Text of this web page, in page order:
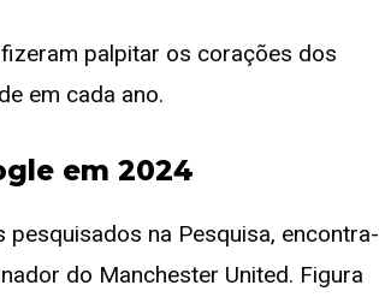
palpitar os corações dos
em cada ano.
em 2024
na Pesquisa, encontra-
do Manchester United. Figura